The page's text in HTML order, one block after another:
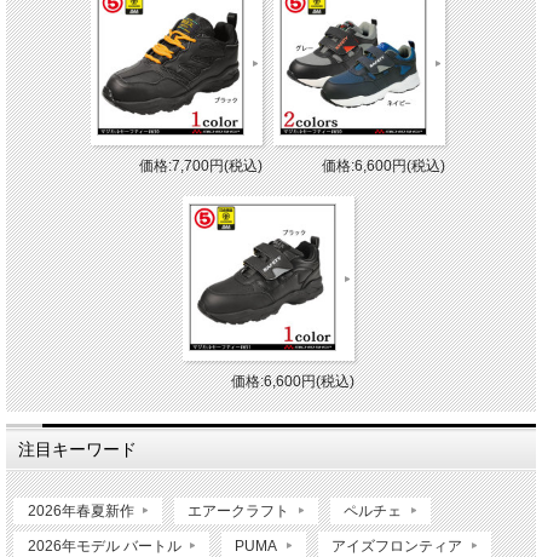
価格:7,700円(税込) 価格:6,600円(税込)
価格:6,600円(税込)
注目キーワード
2026年春夏新作 エアークラフト ペルチェ
2026年モデル バートル PUMA アイズフロンティア